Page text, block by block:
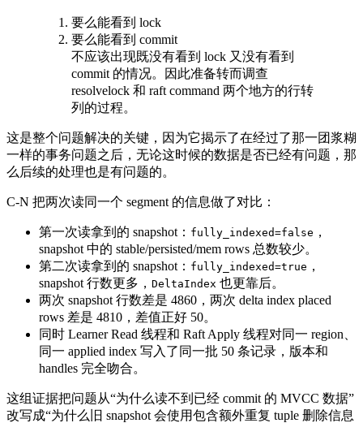
要么能看到 lock
要么能看到 commit
不应该出现既没有看到 lock ⼜没有看到
commit 的情况。因此准备转⽽调查
resolvelock 和 raft command 两个地⽅的⾏转
列的过程。
这是整个问题解决的关键，因为它揭示了在经过了那一团浆糊
一样的事务问题之后，无论这时候的数据是否已经有问题，那
么后续的处理也是有问题的。
C-N 把两次读同一个 segment 的信息做了对比：
第一次读拿到的 snapshot： fully_indexed=false ，
snapshot 中的 stable/persisted/mem rows 总数较少。
第二次读拿到的 snapshot： fully_indexed=true ，
snapshot 行数更多， DeltaIndex 也更靠后。
两次 snapshot 行数差是 4860，两次 delta index placed
rows 差是 4810，差值正好 50。
同时 Learner Read 线程和 Raft Apply 线程对同一 region、
同一 applied index 写入了同一批 50 条记录，版本和
handles 完全吻合。
这组证据把问题从“为什么读不到已经 commit 的 MVCC 数据”
改写成“为什么旧 snapshot 会使用包含额外重复 tuple 删除信息